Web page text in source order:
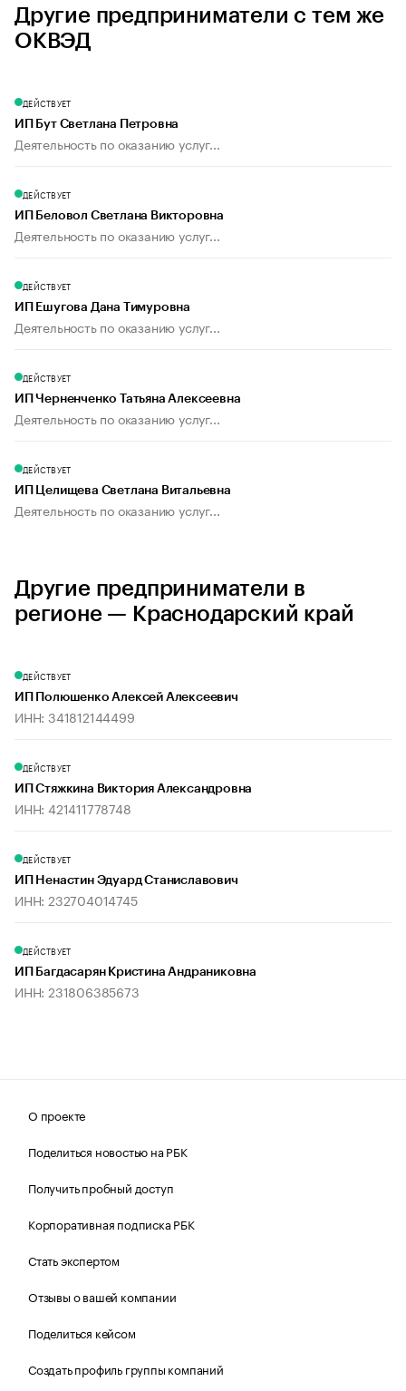
Другие предприниматели с тем же
ОКВЭД
ДЕЙСТВУЕТ
ИП Бут Светлана Петровна
Деятельность по оказанию услуг...
ДЕЙСТВУЕТ
ИП Беловол Светлана Викторовна
Деятельность по оказанию услуг...
ДЕЙСТВУЕТ
ИП Ешугова Дана Тимуровна
Деятельность по оказанию услуг...
ДЕЙСТВУЕТ
ИП Черненченко Татьяна Алексеевна
Деятельность по оказанию услуг...
ДЕЙСТВУЕТ
ИП Целищева Светлана Витальевна
Деятельность по оказанию услуг...
Другие предприниматели в
регионе — Краснодарский край
ДЕЙСТВУЕТ
ИП Полюшенко Алексей Алексеевич
ИНН: 341812144499
ДЕЙСТВУЕТ
ИП Стяжкина Виктория Александровна
ИНН: 421411778748
ДЕЙСТВУЕТ
ИП Ненастин Эдуард Станиславович
ИНН: 232704014745
ДЕЙСТВУЕТ
ИП Багдасарян Кристина Андраниковна
ИНН: 231806385673
О проекте
Поделиться новостью на РБК
Получить пробный доступ
Корпоративная подписка РБК
Стать экспертом
Отзывы о вашей компании
Поделиться кейсом
Создать профиль группы компаний